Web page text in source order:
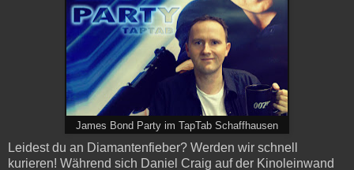
James Bond Party im TapTab Schaffhausen
Leidest du an Diamantenfieber? Werden wir schnell
kurieren! Während sich Daniel Craig auf der Kinoleinwand